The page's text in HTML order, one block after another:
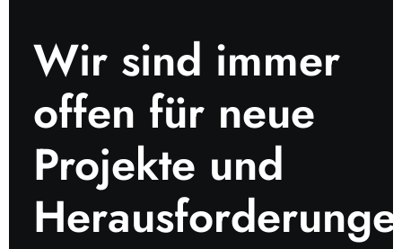
Wir sind immer
offen für neue
Projekte und